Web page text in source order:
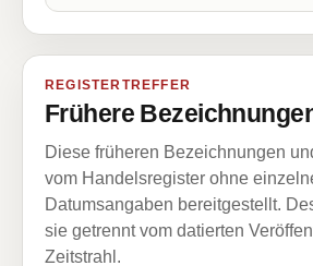
REGISTERTREFFER
Frühere
Diese früheren Bezeichnungen
vom Handelsregister ohne
Datumsangaben bereitgestellt.
sie getrennt vom datierten
Zeitstrahl.